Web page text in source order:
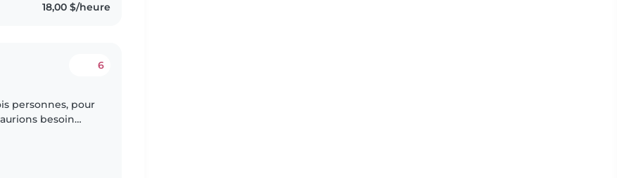
18,00 $/heure
6
personnes, pour
besoin